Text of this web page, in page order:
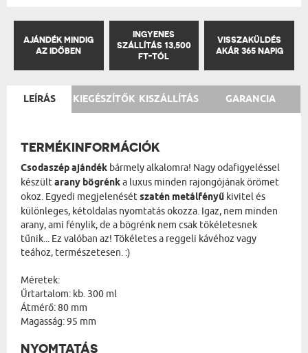
AJÁNDÉK MINDIG
AZ IDŐBEN
INGYENES
SZÁLLÍTÁS 13,500
FT-TÓL
VISSZAKÜLDÉS
AKÁR 365 NAPIG
LEÍRÁS KIEGÉSZÍTŐK KISZÁLLÍTÁS GARANCIA
TERMÉKINFORMÁCIÓK
Csodaszép ajándék bármely alkalomra! Nagy odafigyeléssel
készültarany bögrénka luxus minden rajongójának örömet
okoz. Egyedi megjelenésétszatén metálfényű kivitel és
különleges, kétoldalas nyomtatás okozza. Igaz, nem minden
arany, ami fénylik, de a bögrénk nem csak tökéletesnek
tűnik... Ez valóban az! Tökéletes a reggeli kávéhoz vagy
teához, természetesen. :)
Méretek:
Űrtartalom: kb. 300 ml
Átmérő: 80 mm
Magasság: 95 mm
NYOMTATÁS